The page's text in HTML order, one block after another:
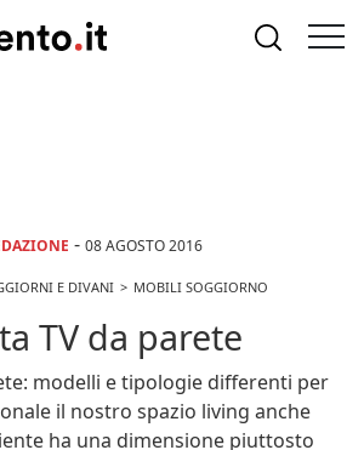
- 08 AGOSTO 2016
E DIVANI MOBILI SOGGIORNO
TV da parete
modelli e tipologie differenti per
il nostro spazio living anche
ha una dimensione piuttosto